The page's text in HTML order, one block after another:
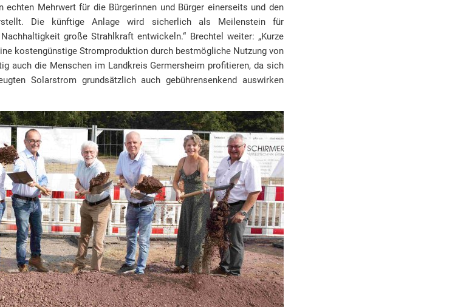
echten Mehrwert für die Bürgerinnen und Bürger einerseits und den
Die künftige Anlage wird sicherlich als Meilenstein für
große Strahlkraft entwickeln.“ Brechtel weiter: „Kurze
kostengünstige Stromproduktion durch bestmögliche Nutzung von
auch die Menschen im Landkreis Germersheim profitieren, da sich
Solarstrom grundsätzlich auch gebührensenkend auswirken